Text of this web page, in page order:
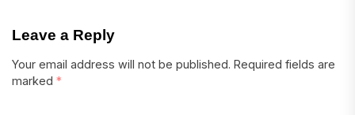
Leave a Reply
Your email address will not be published. Required fields are
marked *